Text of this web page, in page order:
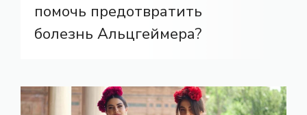
помочь предотвратить
болезнь Альцгеймера?